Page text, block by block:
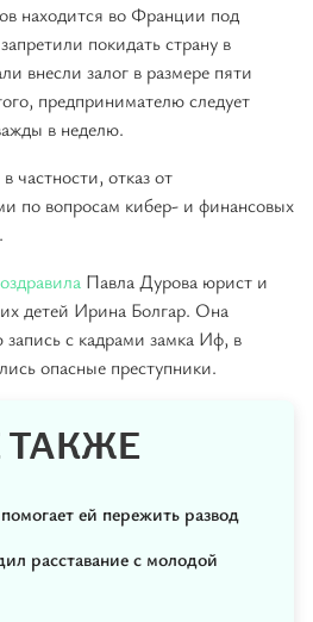
находится во Франции под
покидать страну в
внесли залог в размере пяти
предпринимателю следует
в неделю.
частности, отказ от
по вопросам кибер- и финансовых
Павла Дурова юрист и
детей Ирина Болгар. Она
с кадрами замка Иф, в
опасные преступники.
ТАКЖЕ
ей пережить развод
расставание с молодой